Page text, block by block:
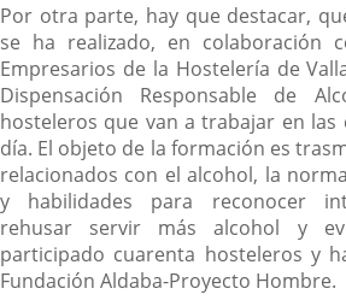
Por otra parte, hay que destacar,
se ha realizado, en colaboración
Empresarios de la Hostelería de
Dispensación Responsable de
hosteleros que van a trabajar en las
día. El objeto de la formación es
relacionados con el alcohol, la
y habilidades para reconocer
rehusar servir más alcohol y
participado cuarenta hosteleros y
Fundación Aldaba-Proyecto Hombre.